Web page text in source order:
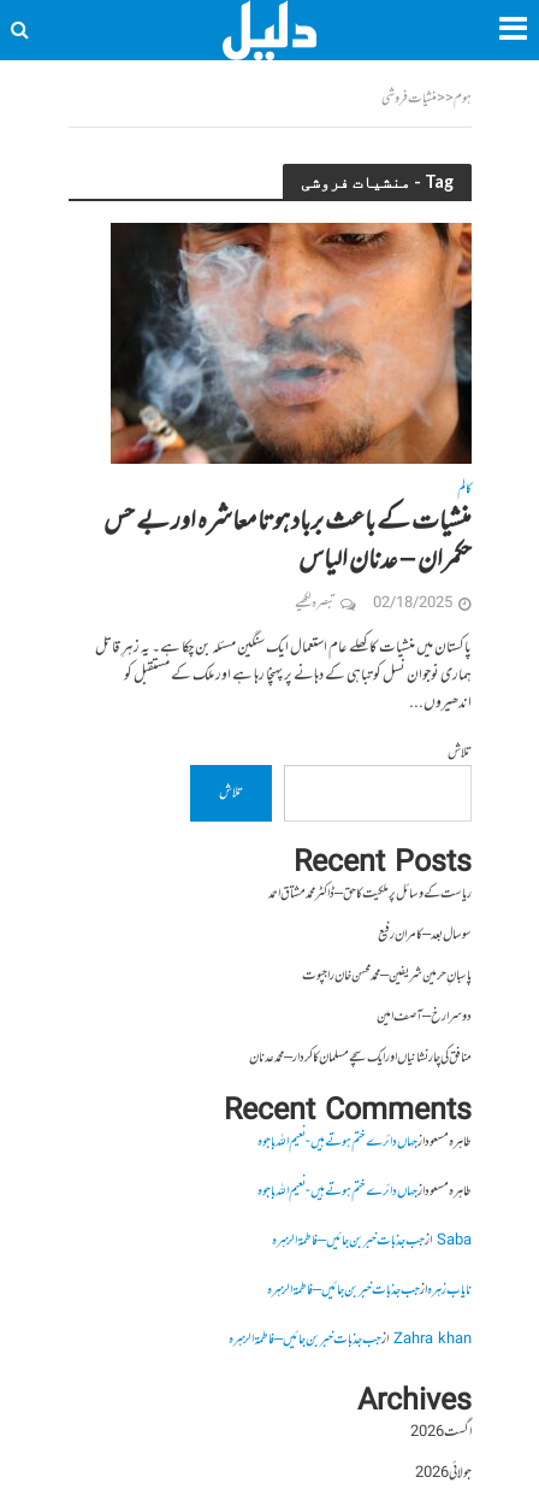
ہوم<<منشیات فروشی
Tag - منشیات فروشی
کالم
منشیات کے باعث برباد ہوتا معاشرہ اور بے حس
حکمران – عدنان الیاس
02/18/2025 تبصرہ لکھیے
پاکستان میں منشیات کا کھلے عام استعمال ایک سنگین مسئلہ بن چکا ہے۔ یہ زہرِ قاتل
ہماری نوجوان نسل کو تباہی کے دہانے پر پہنچا رہا ہے اور ملک کے مستقبل کو
اندھیروں...
تلاش
تلاش
Recent Posts
ریاست کے وسائل پر ملکیت کا حق – ڈاکٹر محمد مشتاق احمد
سو سال بعد – کامران رفیع
پاسبانِ حرمین شریفین – محمد محسن خان راجپوت
دوسرا رخ – آصف امین
منافق کی چار نشانیاں اور ایک سچے مسلمان کا کردار – محمد عدنان
Recent Comments
طاہرہ مسعودازجہاں دائرے ختم ہوتے ہیں- نعیم اللہ باجوہ
طاہرہ مسعودازجہاں دائرے ختم ہوتے ہیں- نعیم اللہ باجوہ
Sabaازجب جذبات خبر بن جائیں – فاطمۃالزہرہ
نایاب زہرہازجب جذبات خبر بن جائیں – فاطمۃالزہرہ
Zahra khanازجب جذبات خبر بن جائیں – فاطمۃالزہرہ
Archives
اگست 2026
جولائی 2026